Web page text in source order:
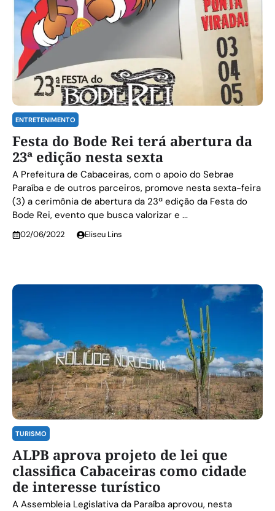
ENTRETENIMENTO
Festa do Bode Rei terá abertura da
23ª edição nesta sexta
A Prefeitura de Cabaceiras, com o apoio do Sebrae
Paraíba e de outros parceiros, promove nesta sexta-feira
(3) a cerimônia de abertura da 23ª edição da Festa do
Bode Rei, evento que busca valorizar e ...
02/06/2022 Eliseu Lins
TURISMO
ALPB aprova projeto de lei que
classifica Cabaceiras como cidade
de interesse turístico
A Assembleia Legislativa da Paraíba aprovou, nesta